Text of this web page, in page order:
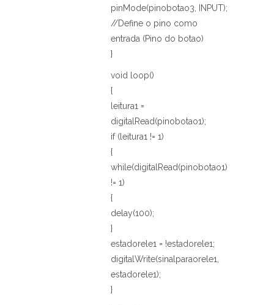
pinMode(pinobotao3, INPUT);
//Define o pino como
entrada (Pino do botao)
}
void loop()
{
leitura1 =
digitalRead(pinobotao1);
if (leitura1 != 1)
{
while(digitalRead(pinobotao1)
!= 1)
{
delay(100);
}
estadorele1 = !estadorele1;
digitalWrite(sinalparaorele1,
estadorele1);
}